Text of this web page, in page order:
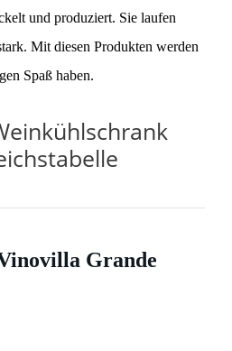
und produziert. Sie laufen
Mit diesen Produkten werden
Spaß haben.
Grande